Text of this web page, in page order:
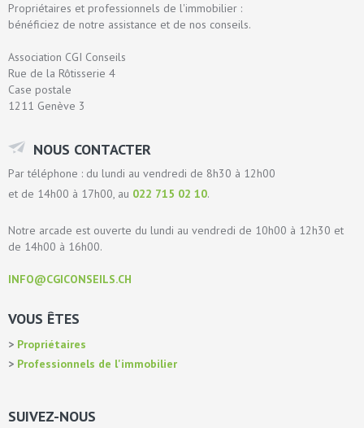
Propriétaires et professionnels de l'immobilier :
bénéficiez de notre assistance et de nos conseils.
Association CGI Conseils
Rue de la Rôtisserie 4
Case postale
1211 Genève 3
NOUS CONTACTER
Par téléphone : du lundi au vendredi de 8h30 à 12h00
et de 14h00 à 17h00, au 022 715 02 10.
Notre arcade est ouverte du lundi au vendredi de 10h00 à 12h30 et
de 14h00 à 16h00.
INFO@CGICONSEILS.CH
VOUS ÊTES
Propriétaires
Professionnels de l'immobilier
SUIVEZ-NOUS